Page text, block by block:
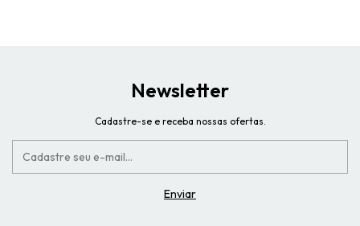
Newsletter
Cadastre-se e receba nossas ofertas.